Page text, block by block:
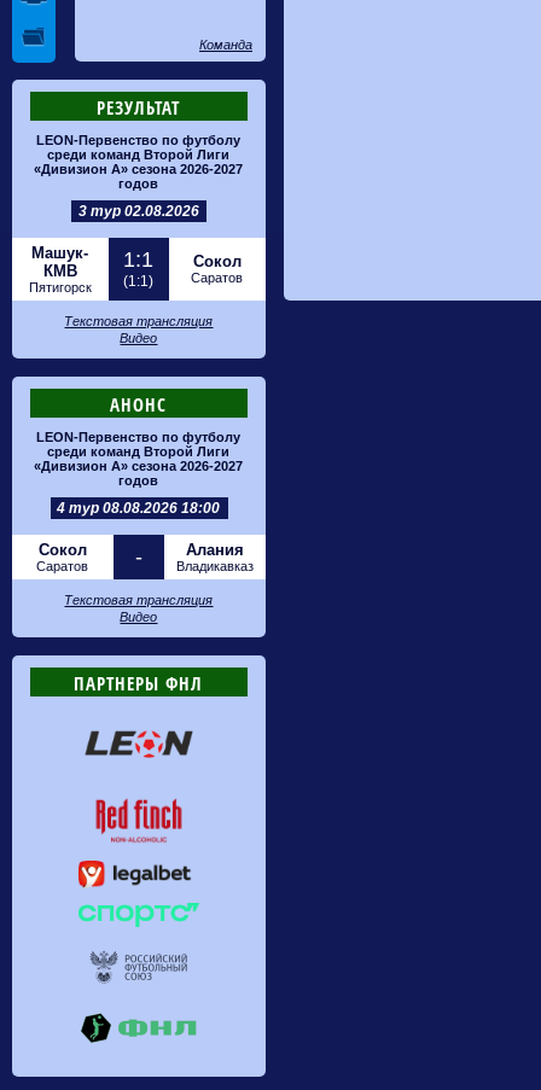
Команда
РЕЗУЛЬТАТ
LEON-Первенство по футболу
среди команд Второй Лиги
«Дивизион А» сезона 2026-2027
годов
3 тур 02.08.2026
Машук-
КМВ
Пятигорск
1:1
(1:1)
Сокол
Саратов
Текстовая трансляция
Видео
АНОНС
LEON-Первенство по футболу
среди команд Второй Лиги
«Дивизион А» сезона 2026-2027
годов
4 тур 08.08.2026 18:00
Сокол
Саратов - Алания
Владикавказ
Текстовая трансляция
Видео
ПАРТНЕРЫ ФНЛ